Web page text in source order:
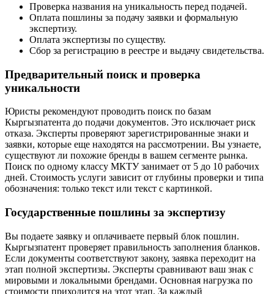
Проверка названия на уникальность перед подачей.
Оплата пошлины за подачу заявки и формальную
экспертизу.
Оплата экспертизы по существу.
Сбор за регистрацию в реестре и выдачу свидетельства.
Предварительный поиск и проверка
уникальности
Юристы рекомендуют проводить поиск по базам
Кыргызпатента до подачи документов. Это исключает риск
отказа. Эксперты проверяют зарегистрированные знаки и
заявки, которые еще находятся на рассмотрении. Вы узнаете,
существуют ли похожие бренды в вашем сегменте рынка.
Поиск по одному классу МКТУ занимает от 5 до 10 рабочих
дней. Стоимость услуги зависит от глубины проверки и типа
обозначения: только текст или текст с картинкой.
Государственные пошлины за экспертизу
Вы подаете заявку и оплачиваете первый блок пошлин.
Кыргызпатент проверяет правильность заполнения бланков.
Если документы соответствуют закону, заявка переходит на
этап полной экспертизы. Эксперты сравнивают ваш знак с
мировыми и локальными брендами. Основная нагрузка по
стоимости приходится на этот этап. За каждый